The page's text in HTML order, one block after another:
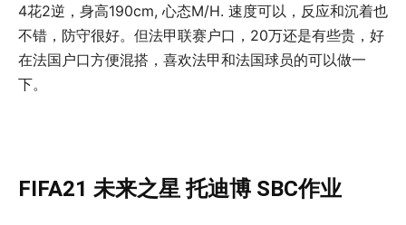
4花2逆，身高190cm, 心态M/H. 速度可以，反应和沉着也
不错，防守很好。但法甲联赛户口，20万还是有些贵，好
在法国户口方便混搭，喜欢法甲和法国球员的可以做一
下。
FIFA21 未来之星 托迪博 SBC作业